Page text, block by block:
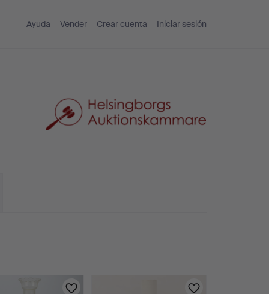
Ayuda Vender Crear cuenta Iniciar sesión